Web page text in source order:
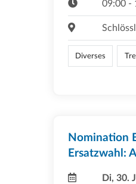
09:00 -
Diverses
Nomination
Ersatzwahl:
Di, 30.